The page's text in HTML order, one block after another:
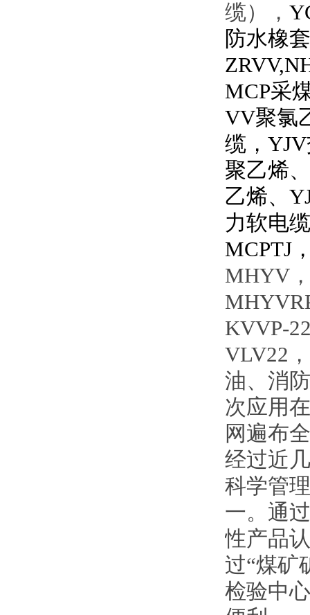
缆），
防水橡
MCP采
VV聚氯
缆，
聚乙烯
乙烯、
力软电
MCPTJ
MHYV
KVVP-
VLV22
油、消
次应用
网遍
经过近
科学管
一。通
性产品
过“煤矿
检验中